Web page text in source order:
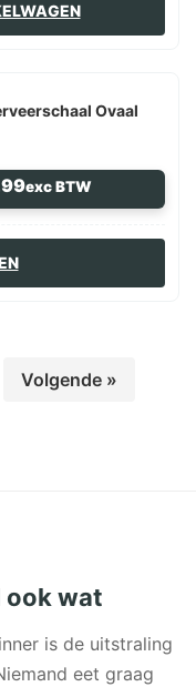
Ovaal
exc BTW
Volgende »
ook wat
is de uitstraling
eet graag